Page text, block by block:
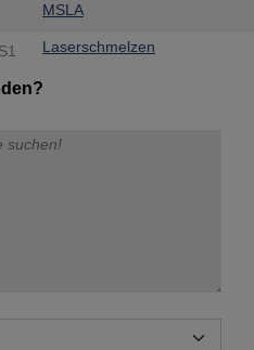
MSLA
Laserschmelzen